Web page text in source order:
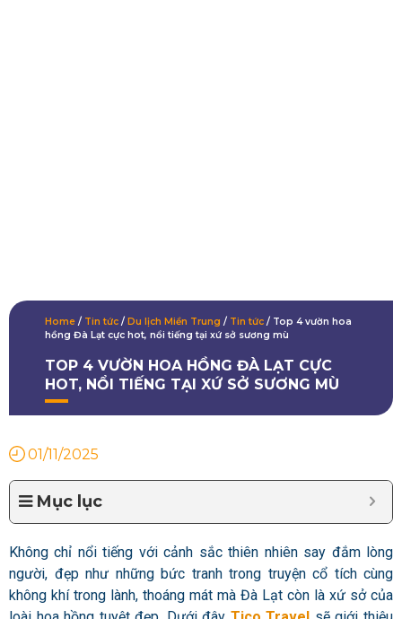
Home / Tin tức / Du lịch Miền Trung / Tin tức / Top 4 vườn hoa
hồng Đà Lạt cực hot, nổi tiếng tại xứ sở sương mù
TOP 4 VƯỜN HOA HỒNG ĐÀ LẠT CỰC
HOT, NỔI TIẾNG TẠI XỨ SỞ SƯƠNG MÙ
01/11/2025
Mục lục
Không chỉ nổi tiếng với cảnh sắc thiên nhiên say đắm lòng
người, đẹp như những bức tranh trong truyện cổ tích cùng
không khí trong lành, thoáng mát mà Đà Lạt còn là xứ sở của